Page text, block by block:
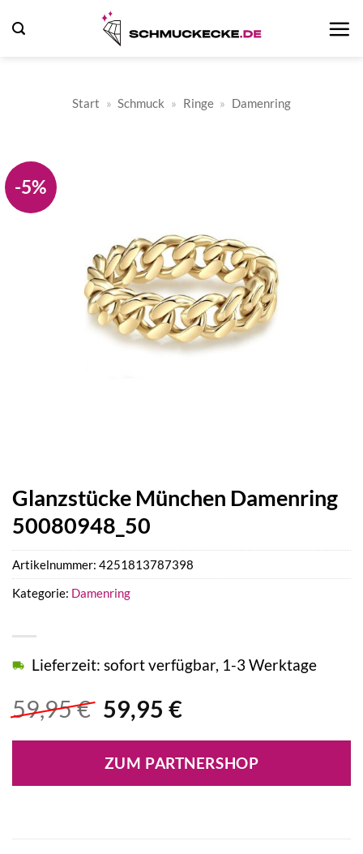
Inhalt
Start » Schmuck » Ringe » Damenring
-5%
Glanzstücke München Damenring
50080948_50
59,95€ Ursprünglicher
war:
59,95 €
59,95 €Aktueller
ist:
59,95 €.
Lieferzeit: sofort verfügbar, 1-3 Werktage
ZUM PARTNERSHOP
Artikelnummer: 4251813787398
Kategorie: Damenring